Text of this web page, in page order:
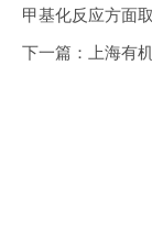
甲基化反应方面
下一篇：
上海有